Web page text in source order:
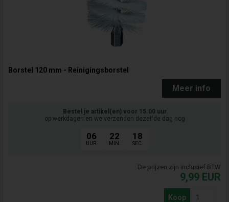
Borstel 120 mm - Reinigingsborstel
Meer info
Bestel je artikel(en) voor 15.00 uur
op werkdagen en we verzenden dezelfde dag nog
06
UUR.
22
MIN.
17
SEC.
De prijzen zijn inclusief BTW
9,99 EUR
Koop